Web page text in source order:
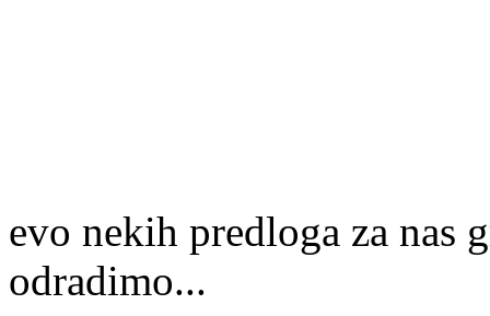
evo nekih predloga za nas
odradimo...